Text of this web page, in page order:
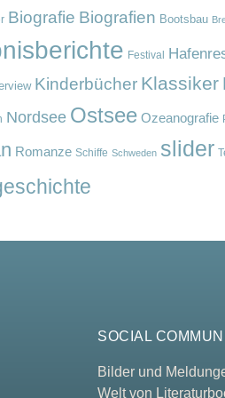
Biografie Biografien Bootsbau
Festival
Kinderbücher Klassiker
Nordsee Ostsee Ozeanografie
Romanze Schiffe Schweden slider
SOCIAL
Bilder und
Welt von